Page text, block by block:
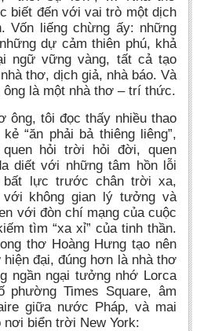
biết đến với vai trò một dịch
Vốn liếng chừng ấy: những
dự cảm thiên phú, khả
ngữ vững vàng, tất cả tạo
thơ, dịch giả, nhà báo. Và
là một nhà thơ – trí thức.
ông, tôi đọc thấy nhiều thao
“ăn phải bả thiêng liêng”,
hỏi trời hỏi đời, quen
diết với những tâm hồn lỗi
bất lực trước chân trời xa,
không gian lý tưởng và
với đòn chí mạng của cuộc
tìm “xa xỉ” của tinh thần.
thơ Hoàng Hưng tạo nên
đại, đúng hơn là nhà thơ
ngần ngại tưởng nhớ Lorca
phường Times Square, âm
giữa nước Pháp, và mai
biển trời New York: